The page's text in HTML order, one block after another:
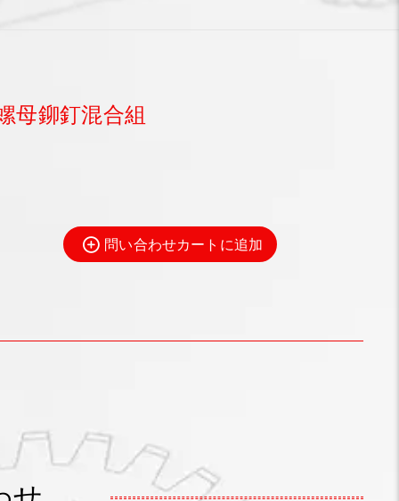
母鉚釘混合組
問い合わせカートに追加